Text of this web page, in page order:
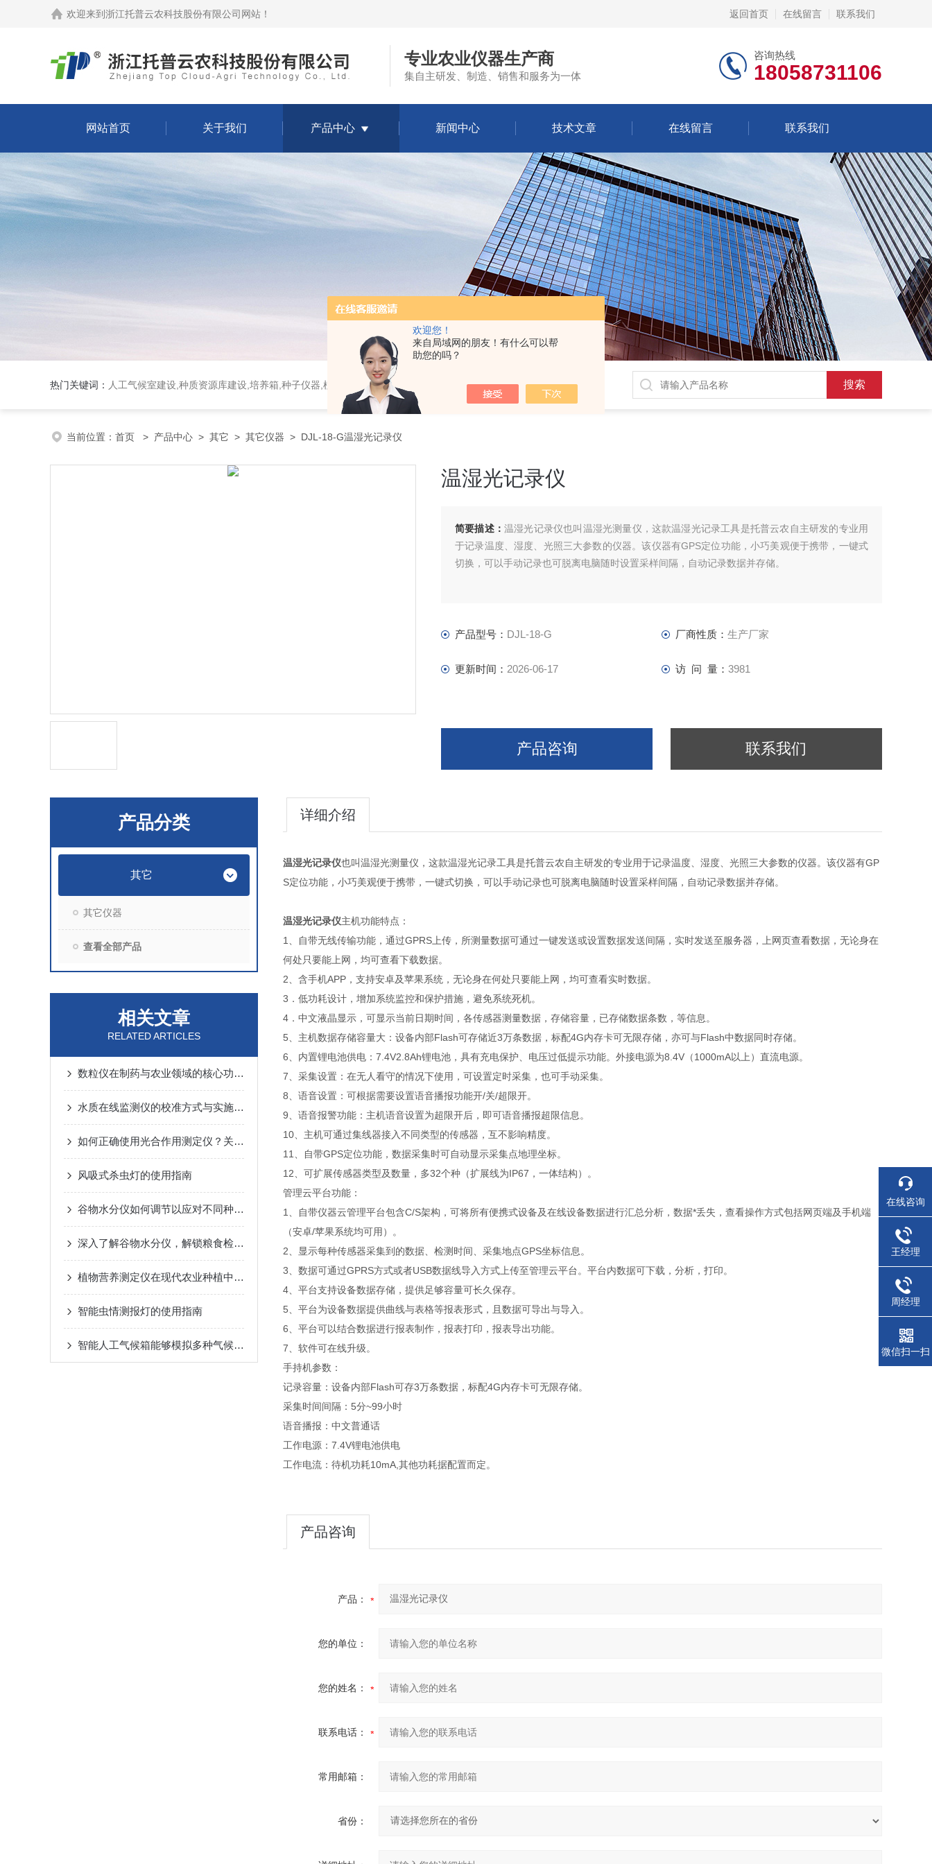
欢迎您！
来自局域网的朋友！有什么可以帮
助您的吗？
欢迎来到 浙江托普云农科技股份有限公司网站 ！ 返回首页 在线留言 联系我们
专业农业仪器生产商
集自主研发、制造、销售和服务为一体
咨询热线
18058731106
网站首页 关于我们 产品中心 新闻中心 技术文章 在线留言 联系我们
热门关键词： 人工气候室建设,种质资源库建设,培养箱,种子仪器,植物生理仪器,植保仪器,土壤仪器,环境气象仪器
当前位置： 首页 > 产品中心 > 其它 > 其它仪器 > DJL-18-G温湿光记录仪
温湿光记录仪
简要描述： 温湿光记录仪也叫温湿光测量仪，这款温湿光记录工具是托普云农自主研发的专业用
于记录温度、湿度、光照三大参数的仪器。该仪器有GPS定位功能，小巧美观便于携带，一键式
切换，可以手动记录也可脱离电脑随时设置采样间隔，自动记录数据并存储。
产品型号： DJL-18-G 厂商性质： 生产厂家
更新时间： 2026-06-17 访 问 量： 3981
产品咨询 联系我们
产品分类
其它
其它仪器
查看全部产品
相关文章
RELATED ARTICLES
数粒仪在制药与农业领域的核心功能解析
水质在线监测仪的校准方式与实施要点
如何正确使用光合作用测定仪？关键步骤与避坑建议
风吸式杀虫灯的使用指南
谷物水分仪如何调节以应对不同种类的谷物测量
深入了解谷物水分仪，解锁粮食检测新体验
植物营养测定仪在现代农业种植中的应用价值与实际作用
智能虫情测报灯的使用指南
智能人工气候箱能够模拟多种气候条件
详细介绍
温湿光记录仪也叫温湿光测量仪，这款温湿光记录工具是托普云农自主研发的专业用于记录温度、湿度、光照三大参数的仪器。该仪器有GP
S定位功能，小巧美观便于携带，一键式切换，可以手动记录也可脱离电脑随时设置采样间隔，自动记录数据并存储。
温湿光记录仪主机功能特点：
1、自带无线传输功能，通过GPRS上传，所测量数据可通过一键发送或设置数据发送间隔，实时发送至服务器，上网页查看数据，无论身在
何处只要能上网，均可查看下载数据。
2、含手机APP，支持安卓及苹果系统，无论身在何处只要能上网，均可查看实时数据。
3．低功耗设计，增加系统监控和保护措施，避免系统死机。
4．中文液晶显示，可显示当前日期时间，各传感器测量数据，存储容量，已存储数据条数，等信息。
5、主机数据存储容量大：设备内部Flash可存储近3万条数据，标配4G内存卡可无限存储，亦可与Flash中数据同时存储。
6、内置锂电池供电：7.4V2.8Ah锂电池，具有充电保护、电压过低提示功能。外接电源为8.4V（1000mA以上）直流电源。
7、采集设置：在无人看守的情况下使用，可设置定时采集，也可手动采集。
8、语音设置：可根据需要设置语音播报功能开/关/超限开。
9、语音报警功能：主机语音设置为超限开后，即可语音播报超限信息。
10、主机可通过集线器接入不同类型的传感器，互不影响精度。
11、自带GPS定位功能，数据采集时可自动显示采集点地理坐标。
12、可扩展传感器类型及数量，多32个种（扩展线为IP67，一体结构）。
管理云平台功能：
1、自带仪器云管理平台包含C/S架构，可将所有便携式设备及在线设备数据进行汇总分析，数据*丢失，查看操作方式包括网页端及手机端
（安卓/苹果系统均可用）。
2、显示每种传感器采集到的数据、检测时间、采集地点GPS坐标信息。
3、数据可通过GPRS方式或者USB数据线导入方式上传至管理云平台。平台内数据可下载，分析，打印。
4、平台支持设备数据存储，提供足够容量可长久保存。
5、平台为设备数据提供曲线与表格等报表形式，且数据可导出与导入。
6、平台可以结合数据进行报表制作，报表打印，报表导出功能。
7、软件可在线升级。
手持机参数：
记录容量：设备内部Flash可存3万条数据，标配4G内存卡可无限存储。
采集时间间隔：5分~99小时
语音播报：中文普通话
工作电源：7.4V锂电池供电
工作电流：待机功耗10mA,其他功耗据配置而定。
产品咨询
产品：
您的单位：
您的姓名：
联系电话：
常用邮箱：
省份：
在线咨询
王经理
周经理
微信扫一扫